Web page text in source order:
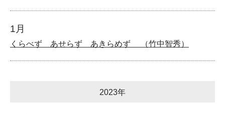
1月
くらべず あせらず あきらめず （竹中智秀）
2023年